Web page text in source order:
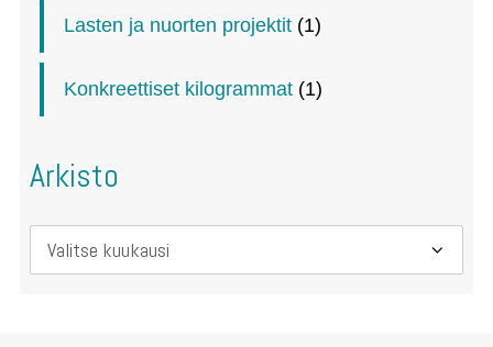
Lasten ja nuorten projektit (1)
Konkreettiset kilogrammat (1)
Arkisto
Arkisto